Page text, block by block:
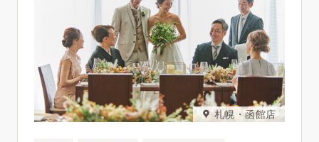
札幌・函館店